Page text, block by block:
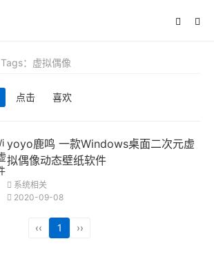
Tags：虚拟偶像
点击 喜欢
yoyo鹿鸣 一款Windows桌面二次元虚
拟偶像动态壁纸软件
系统相关
2020-09-08
‹‹ 1 ››